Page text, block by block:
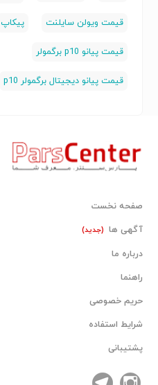
قیمت ویولن سایلنت پیکاپ
قیمت پیانو p10 برگمولر
قیمت پیانو دیجیتال برگمولر p10
صفحه نخست
آگهی ها (جدید)
درباره ما
راهنما
حریم خصوصی
شرایط استفاده
پشتیبانی